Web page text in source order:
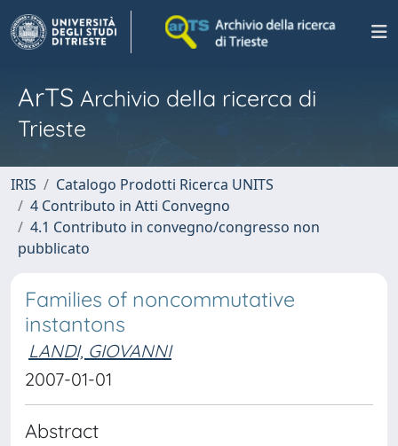
ArTS Archivio della ricerca di
Trieste
IRIS
Catalogo Prodotti Ricerca UNITS
4 Contributo in Atti Convegno
4.1 Contributo in convegno/congresso non
pubblicato
Families of noncommutative
instantons
LANDI, GIOVANNI
2007-01-01
Abstract